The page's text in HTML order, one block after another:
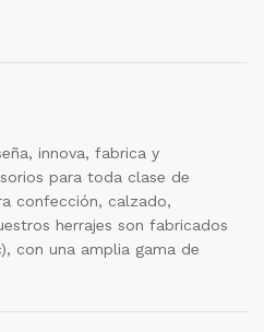
innova, fabrica y
para toda clase de
confección, calzado,
herrajes son fabricados
con una amplia gama de